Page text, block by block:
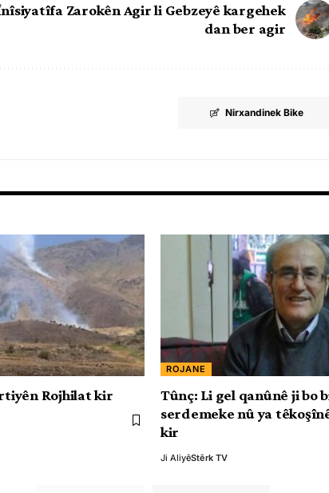
Zarokên Agir li Gebzeyê kargehek
dan ber agir
Nirxandinek Bike
Rojhilat kir
ROJANE
Tûnç: Li gel qanûnê ji bo
serdemeke nû ya
kir
Ji AliyêStêrk TV